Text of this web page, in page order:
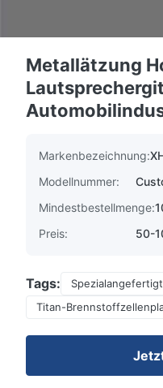
Metallätzung
Markenbezeichnung:
Modellnummer:
Mindestbestellmenge:
Preis:
50-
Tags:
Titan-